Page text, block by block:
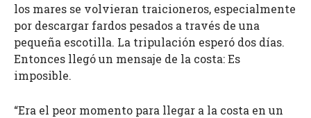
los mares se volvieran traicioneros, especialmente
por descargar fardos pesados a través de una
pequeña escotilla. La tripulación esperó dos días.
Entonces llegó un mensaje de la costa: Es
imposible.
“Era el peor momento para llegar a la costa en un